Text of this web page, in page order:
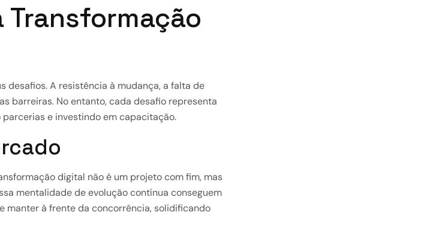
desafios. A resistência à mudança, a falta de
barreiras. No entanto, cada desafio representa
e investindo em capacitação.
digital não é um projeto com fim, mas
mentalidade de evolução contínua conseguem
manter à frente da concorrência, solidificando